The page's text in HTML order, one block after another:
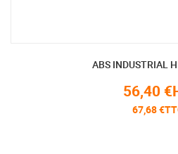
ABS INDUSTRIAL
56,40
67,68